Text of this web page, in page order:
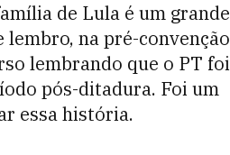
de Lula é um grande
lembro, na pré-convenção
lembrando que o PT foi
pós-ditadura. Foi um
essa história.